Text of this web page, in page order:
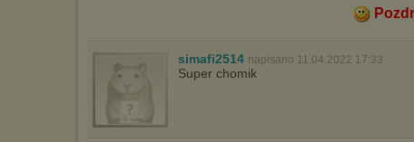
simafi2514 napisano 11.04.2022 17:33
Super chomik